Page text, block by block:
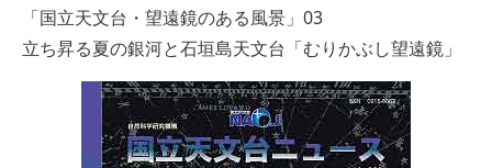
「国立天文台・望遠鏡のある風景」03
立ち昇る夏の銀河と石垣島天文台「むりかぶし望遠鏡」